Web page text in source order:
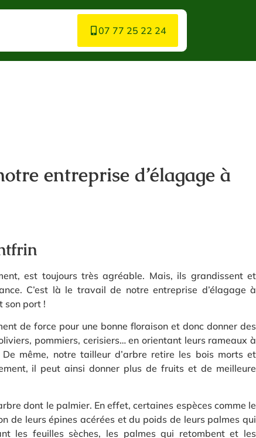
07 77 25 22 24
entreprise d’élagage à
est toujours très agréable. Mais, ils grandissent et
C’est là le travail de notre entreprise d’élagage à
son port !
de force pour une bonne floraison et donc donner des
pommiers, cerisiers… en orientant leurs rameaux à
même, notre tailleur d’arbre retire les bois morts et
il peut ainsi donner plus de fruits et de meilleure
dont le palmier. En effet, certaines espèces comme le
de leurs épines acérées et du poids de leurs palmes qui
les feuilles sèches, les palmes qui retombent et les